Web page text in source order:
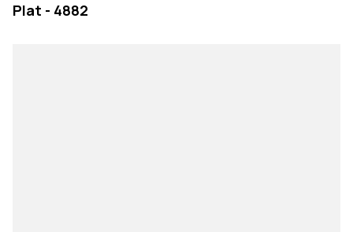
Plat - 4882